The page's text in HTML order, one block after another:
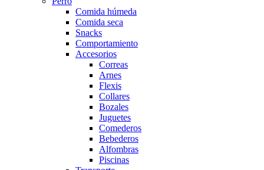
Comida húmeda
Comida seca
Snacks
Comportamiento
Accesorios
Correas
Arnes
Flexis
Collares
Bozales
Juguetes
Comederos
Bebederos
Alfombras
Piscinas